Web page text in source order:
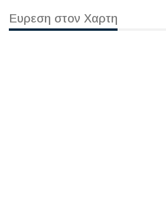
Ευρεση στον Χαρτη